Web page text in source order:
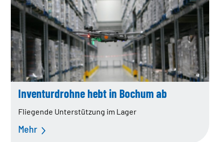
Inventurdrohne hebt in Bochum ab
Fliegende Unterstützung im Lager
Mehr